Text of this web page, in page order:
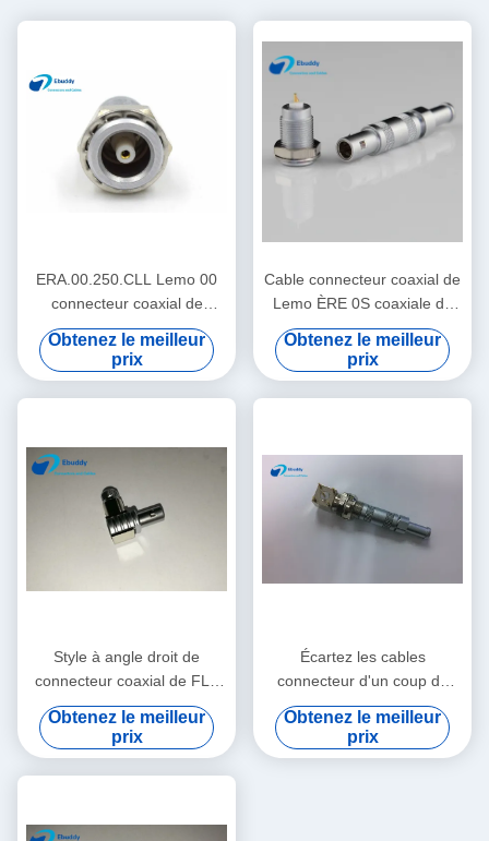
ERA.00.250.CLL Lemo 00
connecteur coaxial de
Femlae de la prise 00
femelles de série mini
Obtenez le meilleur
prix
Cable connecteur coaxial de
Lemo ÈRE 0S coaxiale de
connecteur femelle de la
mini
Obtenez le meilleur
prix
Style à angle droit de
connecteur coaxial de FLA
1S Lemo pour la mesure
Obtenez le meilleur
prix
Écartez les cables
connecteur d'un coup de
coude coaxiaux de taille de
la carte PCB 0S à angle droit
pour le circuit imprimé
Obtenez le meilleur
prix